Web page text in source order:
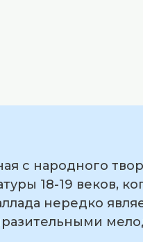
с народного
18-19 веков,
нередко